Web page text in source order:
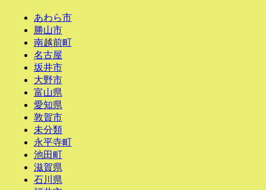
あわら市
勝山市
南越前町
名古屋
坂井市
大野市
富山県
愛知県
敦賀市
未分類
永平寺町
池田町
滋賀県
石川県